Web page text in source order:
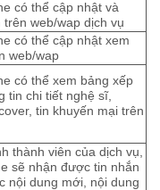
có thể cập nhật và
web/wap dịch vụ
có thể cập nhật xem
web/wap
có thể xem bảng xếp
tin chi tiết nghệ sĩ,
tin khuyến mại trên
thành viên của dịch vụ,
sẽ nhận được tin nhắn
nội dung mới, nội dung